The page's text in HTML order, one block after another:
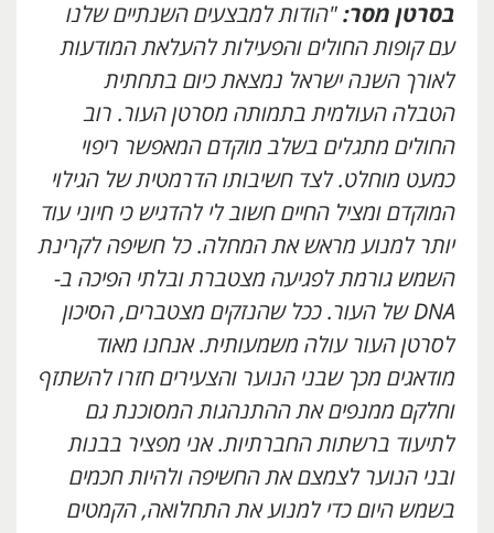
בסרטן מסר: "הודות למבצעים השנתיים שלנו
עם קופות החולים והפעילות להעלאת המודעות
לאורך השנה ישראל נמצאת כיום בתחתית
הטבלה העולמית בתמותה מסרטן העור. רוב
החולים מתגלים בשלב מוקדם המאפשר ריפוי
כמעט מוחלט. לצד חשיבותו הדרמטית של הגילוי
המוקדם ומציל החיים חשוב לי להדגיש כי חיוני עוד
יותר למנוע מראש את המחלה. כל חשיפה לקרינת
השמש גורמת לפגיעה מצטברת ובלתי הפיכה ב-
DNA של העור. ככל שהנזקים מצטברים, הסיכון
לסרטן העור עולה משמעותית. אנחנו מאוד
מודאגים מכך שבני הנוער והצעירים חזרו להשתזף
וחלקם ממנפים את ההתנהגות המסוכנת גם
לתיעוד ברשתות החברתיות. אני מפציר בבנות
ובני הנוער לצמצם את החשיפה ולהיות חכמים
בשמש היום כדי למנוע את התחלואה, הקמטים